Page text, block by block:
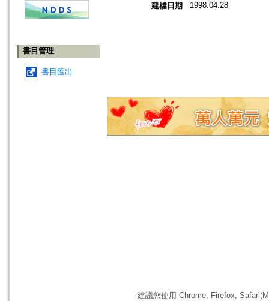
書目管理
書目匯出
建檔日期 1998.04.28
建議您使用 Chrome, Firefox,